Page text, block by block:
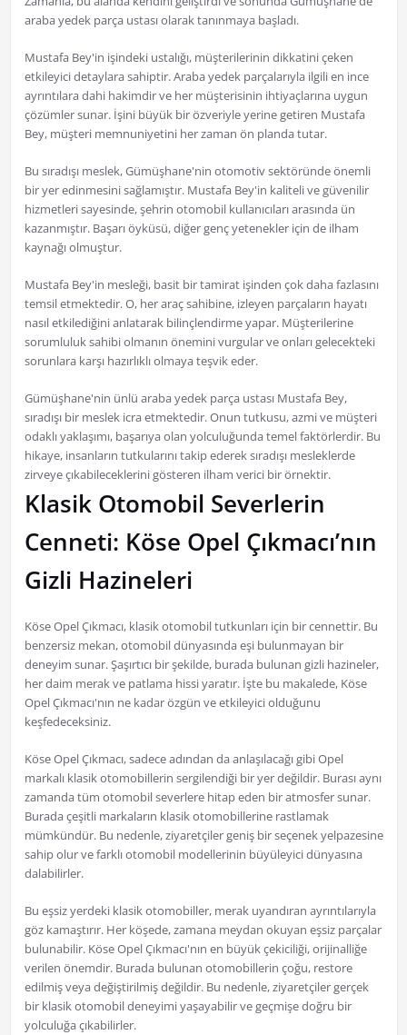
araba yedek parça ustası olarak tanınmaya başladı.
Mustafa Bey'in işindeki ustalığı, müşterilerinin dikkatini çeken
etkileyici detaylara sahiptir. Araba yedek parçalarıyla ilgili en ince
ayrıntılara dahi hakimdir ve her müşterisinin ihtiyaçlarına uygun
çözümler sunar. İşini büyük bir özveriyle yerine getiren Mustafa
Bey, müşteri memnuniyetini her zaman ön planda tutar.
Bu sıradışı meslek, Gümüşhane'nin otomotiv sektöründe önemli
bir yer edinmesini sağlamıştır. Mustafa Bey'in kaliteli ve güvenilir
hizmetleri sayesinde, şehrin otomobil kullanıcıları arasında ün
kazanmıştır. Başarı öyküsü, diğer genç yetenekler için de ilham
kaynağı olmuştur.
Mustafa Bey'in mesleği, basit bir tamirat işinden çok daha fazlasını
temsil etmektedir. O, her araç sahibine, izleyen parçaların hayatı
nasıl etkilediğini anlatarak bilinçlendirme yapar. Müşterilerine
sorumluluk sahibi olmanın önemini vurgular ve onları gelecekteki
sorunlara karşı hazırlıklı olmaya teşvik eder.
Gümüşhane'nin ünlü araba yedek parça ustası Mustafa Bey,
sıradışı bir meslek icra etmektedir. Onun tutkusu, azmi ve müşteri
odaklı yaklaşımı, başarıya olan yolculuğunda temel faktörlerdir. Bu
hikaye, insanların tutkularını takip ederek sıradışı mesleklerde
zirveye çıkabileceklerini gösteren ilham verici bir örnektir.
Klasik Otomobil Severlerin
Cenneti: Köse Opel Çıkmacı’nın
Gizli Hazineleri
Köse Opel Çıkmacı, klasik otomobil tutkunları için bir cennettir. Bu
benzersiz mekan, otomobil dünyasında eşi bulunmayan bir
deneyim sunar. Şaşırtıcı bir şekilde, burada bulunan gizli hazineler,
her daim merak ve patlama hissi yaratır. İşte bu makalede, Köse
Opel Çıkmacı'nın ne kadar özgün ve etkileyici olduğunu
keşfedeceksiniz.
Köse Opel Çıkmacı, sadece adından da anlaşılacağı gibi Opel
markalı klasik otomobillerin sergilendiği bir yer değildir. Burası aynı
zamanda tüm otomobil severlere hitap eden bir atmosfer sunar.
Burada çeşitli markaların klasik otomobillerine rastlamak
mümkündür. Bu nedenle, ziyaretçiler geniş bir seçenek yelpazesine
sahip olur ve farklı otomobil modellerinin büyüleyici dünyasına
dalabilirler.
Bu eşsiz yerdeki klasik otomobiller, merak uyandıran ayrıntılarıyla
göz kamaştırır. Her köşede, zamana meydan okuyan eşsiz parçalar
bulunabilir. Köse Opel Çıkmacı'nın en büyük çekiciliği, orijinalliğe
verilen önemdir. Burada bulunan otomobillerin çoğu, restore
edilmiş veya değiştirilmiş değildir. Bu nedenle, ziyaretçiler gerçek
bir klasik otomobil deneyimi yaşayabilir ve geçmişe doğru bir
yolculuğa çıkabilirler.